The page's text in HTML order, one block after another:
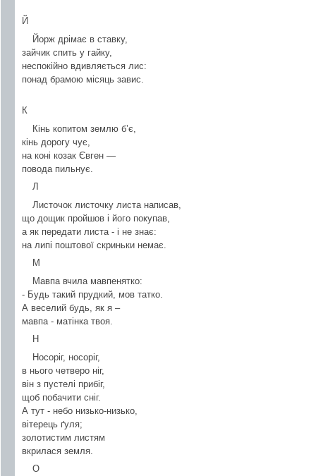
Й
Йорж дрімає в ставку,
зайчик спить у гайку,
неспокійно вдивляється лис:
понад брамою місяць завис.
К
Кінь копитом землю б’є,
кінь дорогу чує,
на коні козак Євген —
повода пильнує.
Л
Листочок листочку листа написав,
що дощик пройшов і його покупав,
а як передати листа - і не знає:
на липі поштової скриньки немає.
М
Мавпа вчила мавпенятко:
- Будь такий прудкий, мов татко.
А веселий будь, як я –
мавпа - матінка твоя.
Н
Носоріг, носоріг,
в нього четверо ніг,
він з пустелі прибіг,
щоб побачити сніг.
А тут - небо низько-низько,
вітерець ґуля;
золотистим листям
вкрилася земля.
О